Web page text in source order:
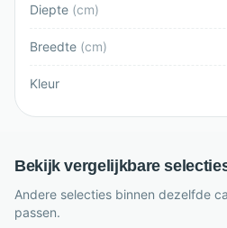
Diepte (cm)
Breedte (cm)
Kleur
Bekijk vergelijkbare
Andere selecties binnen dezelfde
passen.